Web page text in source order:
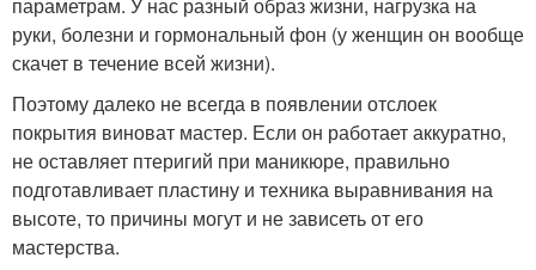
параметрам. У нас разный образ жизни, нагрузка на
руки, болезни и гормональный фон (у женщин он вообще
скачет в течение всей жизни).
Поэтому далеко не всегда в появлении отслоек
покрытия виноват мастер. Если он работает аккуратно,
не оставляет птеригий при маникюре, правильно
подготавливает пластину и техника выравнивания на
высоте, то причины могут и не зависеть от его
мастерства.